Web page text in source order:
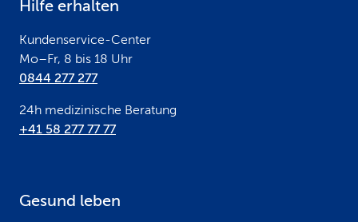
Hilfe erhalten
Kundenservice-Center
Mo–Fr, 8 bis 18 Uhr
0844 277 277
24h medizinische Beratung
+41 58 277 77 77
Gesund leben